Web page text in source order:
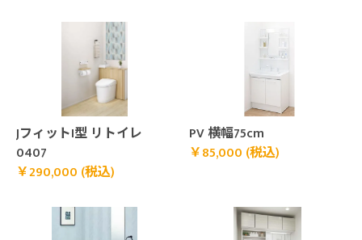
JフィットI型 リトイレ
0407
￥290,000 (税込)
￥290,000 (税込)">
PV 横幅75cm
￥85,000 (税込)
￥85,000 (税込)">